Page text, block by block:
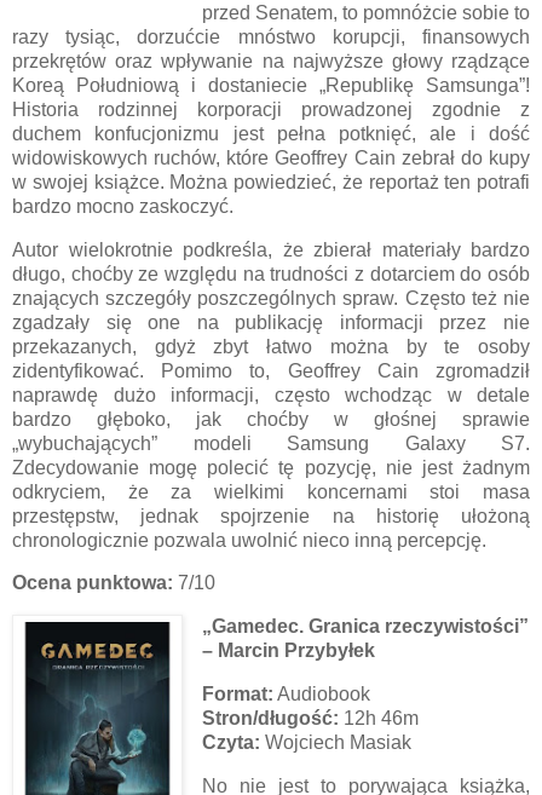
przed Senatem, to pomnóżcie sobie to
razy tysiąc, dorzućcie mnóstwo korupcji, finansowych
przekrętów oraz wpływanie na najwyższe głowy rządzące
Koreą Południową i dostaniecie „Republikę Samsunga”!
Historia rodzinnej korporacji prowadzonej zgodnie z
duchem konfucjonizmu jest pełna potknięć, ale i dość
widowiskowych ruchów, które Geoffrey Cain zebrał do kupy
w swojej książce. Można powiedzieć, że reportaż ten potrafi
bardzo mocno zaskoczyć.
Autor wielokrotnie podkreśla, że zbierał materiały bardzo
długo, choćby ze względu na trudności z dotarciem do osób
znających szczegóły poszczególnych spraw. Często też nie
zgadzały się one na publikację informacji przez nie
przekazanych, gdyż zbyt łatwo można by te osoby
zidentyfikować. Pomimo to, Geoffrey Cain zgromadził
naprawdę dużo informacji, często wchodząc w detale
bardzo głęboko, jak choćby w głośnej sprawie
„wybuchających” modeli Samsung Galaxy S7.
Zdecydowanie mogę polecić tę pozycję, nie jest żadnym
odkryciem, że za wielkimi koncernami stoi masa
przestępstw, jednak spojrzenie na historię ułożoną
chronologicznie pozwala uwolnić nieco inną percepcję.
Ocena punktowa: 7/10
„Gamedec. Granica rzeczywistości”
– Marcin Przybyłek
Format: Audiobook
Stron/długość: 12h 46m
Czyta: Wojciech Masiak
No nie jest to porywająca książka,